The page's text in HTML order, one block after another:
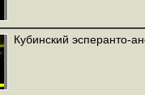
Кубинский эсперанто-